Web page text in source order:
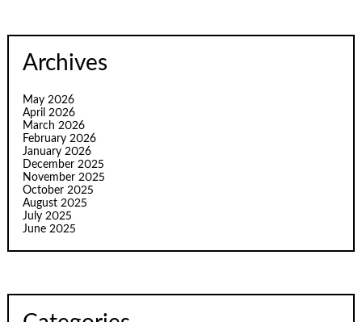
Archives
May 2026
April 2026
March 2026
February 2026
January 2026
December 2025
November 2025
October 2025
August 2025
July 2025
June 2025